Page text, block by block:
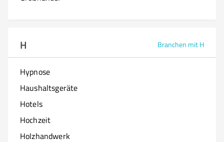
H Branchen mit H
Hypnose
Haushaltsgeräte
Hotels
Hochzeit
Holzhandwerk